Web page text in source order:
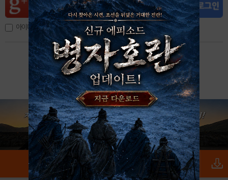
아이디, 이메일 저장
아이디 / 비밀번호 찾기 회원가입